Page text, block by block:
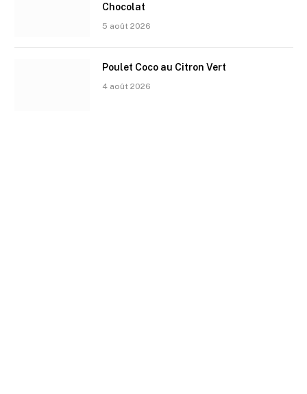
Chocolat
5 août 2026
Poulet Coco au Citron Vert
4 août 2026